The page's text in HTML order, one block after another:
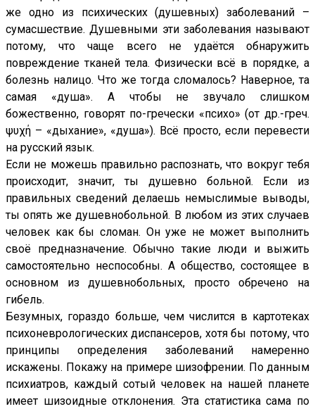
же одно из психических (душевных) заболеваний –
сумасшествие. Душевными эти заболевания называют
потому, что чаще всего не удаётся обнаружить
повреждение тканей тела. Физически всё в порядке, а
болезнь налицо. Что же тогда сломалось? Наверное, та
самая «душа». А чтобы не звучало слишком
божественно, говорят по-гречески «психо» (от др.-греч.
ψυχή – «дыхание», «душа»). Всё просто, если перевести
на русский язык.
Если не можешь правильно распознать, что вокруг тебя
происходит, значит, ты душевно больной. Если из
правильных сведений делаешь немыслимые выводы,
ты опять же душевнобольной. В любом из этих случаев
человек как бы сломан. Он уже не может выполнить
своё предназначение. Обычно такие люди и выжить
самостоятельно неспособны. А общество, состоящее в
основном из душевнобольных, просто обречено на
гибель.
Безумных, гораздо больше, чем числится в картотеках
психоневрологических диспансеров, хотя бы потому, что
принципы определения заболеваний намеренно
искажены. Покажу на примере шизофрении. По данным
психиатров, каждый сотый человек на нашей планете
имеет шизоидные отклонения. Эта статистика сама по